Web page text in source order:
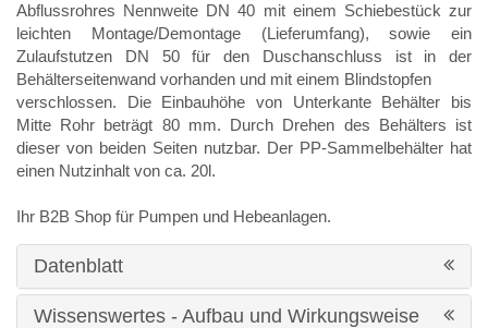
Abflussrohres Nennweite DN 40 mit einem Schiebestück zur
leichten Montage/Demontage (Lieferumfang), sowie ein
Zulaufstutzen DN 50 für den Duschanschluss ist in der
Behälterseitenwand vorhanden und mit einem Blindstopfen
verschlossen. Die Einbauhöhe von Unterkante Behälter bis
Mitte Rohr beträgt 80 mm. Durch Drehen des Behälters ist
dieser von beiden Seiten nutzbar. Der PP-Sammelbehälter hat
einen Nutzinhalt von ca. 20l.
Ihr B2B Shop für Pumpen und Hebeanlagen.
Datenblatt
Wissenswertes - Aufbau und Wirkungsweise